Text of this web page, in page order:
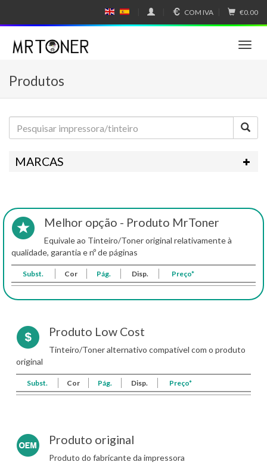
N
SP
COM IVA €0.00
T
n
a
v
g
Produtos
MARCAS
Melhor opção - Produto MrToner
Equivale ao Tinteiro/Toner original relativamente à
qualidade, garantia e nº de páginas
Subst. Cor Pág. Disp. Preço*
Produto Low Cost
Tinteiro/Toner alternativo compatível com o produto
original
Subst. Cor Pág. Disp. Preço*
Produto original
Produto do fabricante da impressora